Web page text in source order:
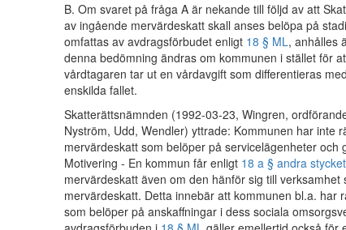
B. Om svaret på fråga A är nekande till följd av att
av ingående mervärdeskatt skall anses belöpa på
omfattas av avdragsförbudet enligt 18 § ML, anhålles
denna bedömning ändras om kommunen i stället för
vårdtagaren tar ut en vårdavgift som differentieras
enskilda fallet.
Skatterättsnämnden (1992-03-23, Wingren,
Nyström, Udd, Wendler) yttrade: Kommunen har inte
mervärdeskatt som belöper på servicelägenheter och
Motivering - En kommun får enligt 18 a § andra
mervärdeskatt även om den hänför sig till
mervärdeskatt. Detta innebär att kommunen bl.a. har
som belöper på anskaffningar i dess sociala